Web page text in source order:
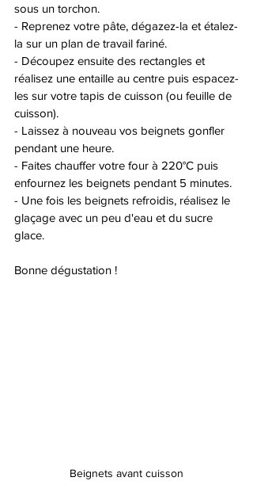
sous un torchon.
- Reprenez votre pâte, dégazez-la et étalez-
la sur un plan de travail fariné.
- Découpez ensuite des rectangles et
réalisez une entaille au centre puis espacez-
les sur votre tapis de cuisson (ou feuille de
cuisson).
- Laissez à nouveau vos beignets gonfler
pendant une heure.
- Faites chauffer votre four à 220°C puis
enfournez les beignets pendant 5 minutes.
- Une fois les beignets refroidis, réalisez le
glaçage avec un peu d'eau et du sucre
glace.
Bonne dégustation !
Beignets avant cuisson